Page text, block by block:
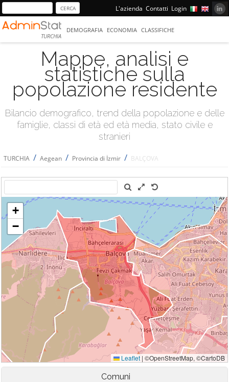
L'azienda Contatti Login
TURCHIA
DEMOGRAFIA ECONOMIA CLASSIFICHE
Mappe, analisi e
statistiche sulla
popolazione residente
Bilancio demografico, trend della popolazione e delle
famiglie, classi di età ed età media, stato civile e
stranieri
TURCHIA / Aegean / Provincia di İzmir / BALÇOVA
Comuni